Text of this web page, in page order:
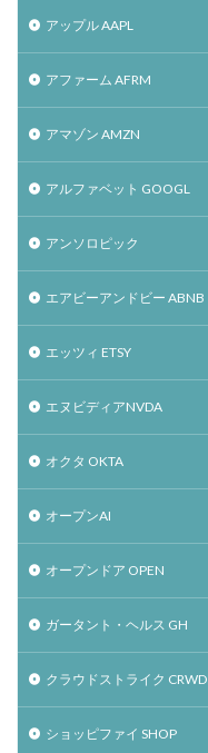
アップル AAPL
アファーム AFRM
アマゾン AMZN
アルファベット GOOGL
アンソロピック
エアビーアンドビー ABNB
エッツィ ETSY
エヌビディアNVDA
オクタ OKTA
オープンAI
オープンドア OPEN
ガータント・ヘルス GH
クラウドストライク CRWD
ショッピファイ SHOP